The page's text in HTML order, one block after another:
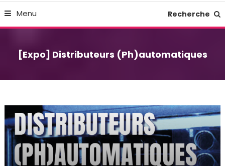
Menu Recherche
[Expo] Distributeurs (Ph)automatiques